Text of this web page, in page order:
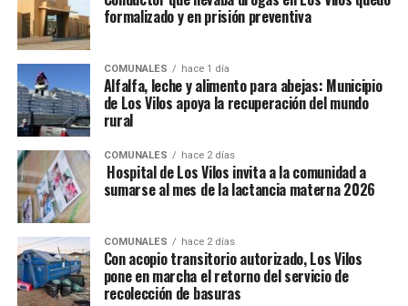
formalizado y en prisión preventiva
COMUNALES hace 1 día
Alfalfa, leche y alimento para abejas: Municipio
de Los Vilos apoya la recuperación del mundo
rural
COMUNALES hace 2 días
Hospital de Los Vilos invita a la comunidad a
sumarse al mes de la lactancia materna 2026
COMUNALES hace 2 días
Con acopio transitorio autorizado, Los Vilos
pone en marcha el retorno del servicio de
recolección de basuras